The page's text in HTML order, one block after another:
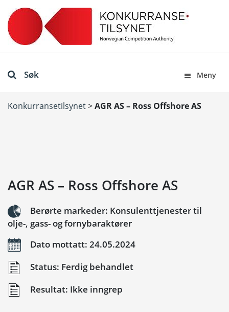
Søk Meny
Konkurransetilsynet>AGR AS – Ross Offshore AS
AGR AS – Ross Offshore AS
Berørte markeder: Konsulenttjenester til
olje-, gass- og fornybaraktører
Dato mottatt: 24.05.2024
Status: Ferdig behandlet
Resultat: Ikke inngrep